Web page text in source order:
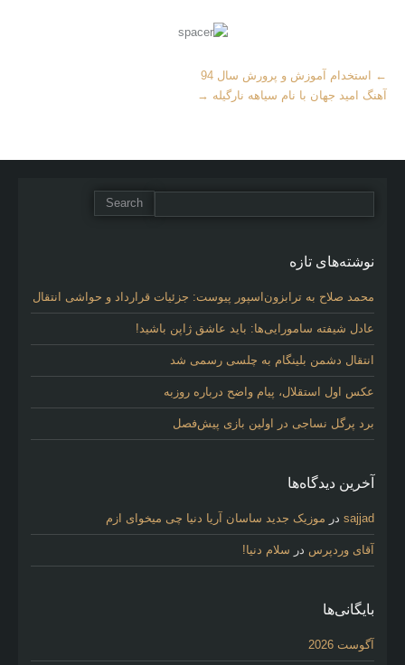
More
Articles
←
استخدام آموزش و پرورش سال 94
آهنگ امید جهان با نام سیاهه نارگیله →
نوشته‌های تازه
محمد صلاح به ترابزون‌اسپور پیوست: جزئیات قرارداد و حواشی انتقال
عادل شیفته سامورایی‌ها: باید عاشق ژاپن باشید!
انتقال دشمن بلینگام به چلسی رسمی شد
عکس اول استقلال، پیام واضح درباره روزبه
برد پرگل نساجی در اولین بازی پیش‌فصل
آخرین دیدگاه‌ها
sajjad در موزیک جدید ساسان آریا دنیا چی میخوای ازم
آقای وردپرس در سلام دنیا!
بایگانی‌ها
آگوست 2026